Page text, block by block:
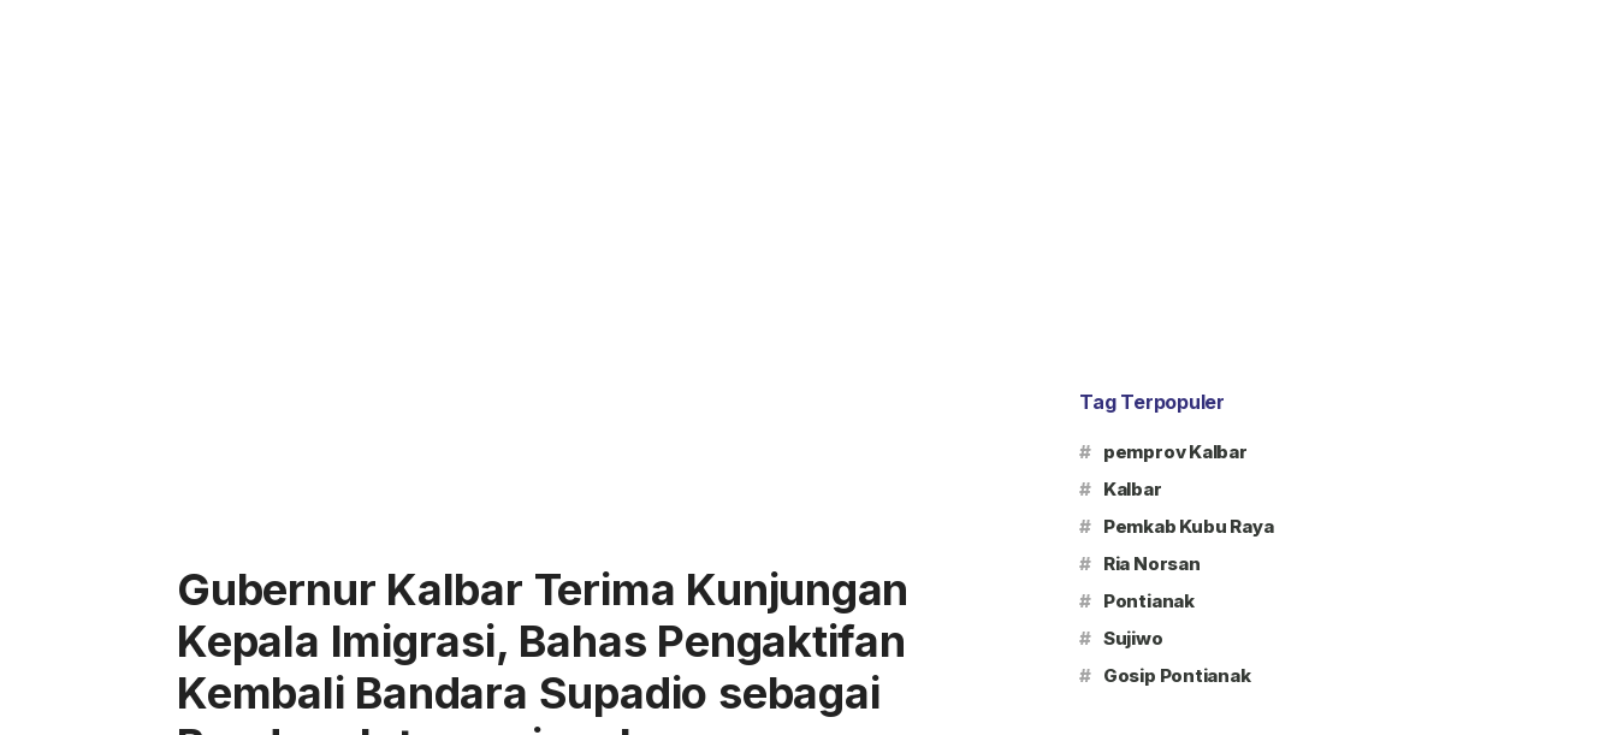
Gubernur Kalbar Terima Kunjungan
Kepala Imigrasi, Bahas Pengaktifan
Kembali Bandara Supadio sebagai
Tag Terpopuler
# pemprov Kalbar
# Kalbar
# Pemkab Kubu Raya
# Ria Norsan
# Pontianak
# Sujiwo
# Gosip Pontianak